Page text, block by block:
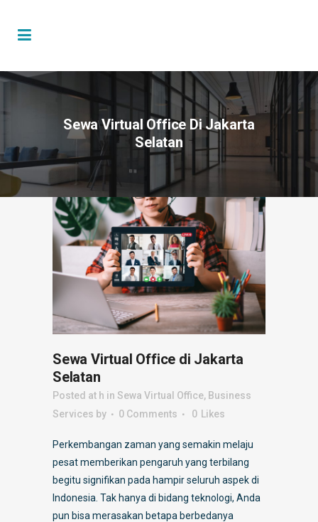
Sewa Virtual Office Di Jakarta
Selatan
Sewa Virtual Office di Jakarta
Selatan
Posted at h in Sewa Virtual Office, Business
Services by 0 Comments 0 Likes
Perkembangan zaman yang semakin melaju
pesat memberikan pengaruh yang terbilang
begitu signifikan pada hampir seluruh aspek di
Indonesia. Tak hanya di bidang teknologi, Anda
pun bisa merasakan betapa berbedanya